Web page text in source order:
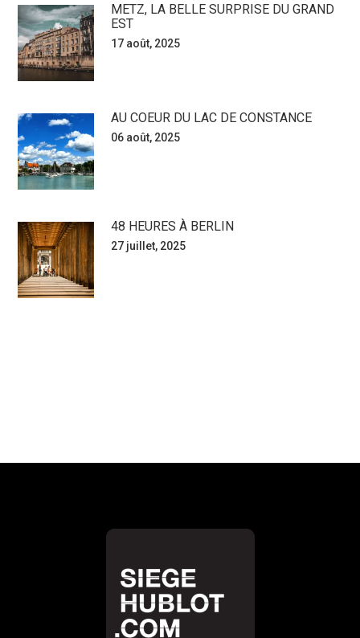
METZ, LA BELLE SURPRISE DU GRAND
EST
17 août, 2025
AU COEUR DU LAC DE CONSTANCE
06 août, 2025
48 HEURES À BERLIN
27 juillet, 2025